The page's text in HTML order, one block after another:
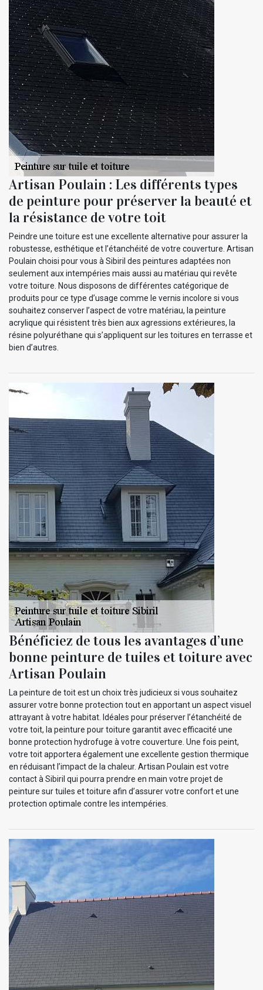
Artisan Poulain : Les différents types
de peinture pour préserver la beauté et
la résistance de votre toit
Peindre une toiture est une excellente alternative pour assurer la
robustesse, esthétique et l’étanchéité de votre couverture. Artisan
Poulain choisi pour vous à Sibiril des peintures adaptées non
seulement aux intempéries mais aussi au matériau qui revête
votre toiture. Nous disposons de différentes catégorique de
produits pour ce type d’usage comme le vernis incolore si vous
souhaitez conserver l’aspect de votre matériau, la peinture
acrylique qui résistent très bien aux agressions extérieures, la
résine polyuréthane qui s’appliquent sur les toitures en terrasse et
bien d’autres.
Bénéficiez de tous les avantages d’une
bonne peinture de tuiles et toiture avec
Artisan Poulain
La peinture de toit est un choix très judicieux si vous souhaitez
assurer votre bonne protection tout en apportant un aspect visuel
attrayant à votre habitat. Idéales pour préserver l’étanchéité de
votre toit, la peinture pour toiture garantit avec efficacité une
bonne protection hydrofuge à votre couverture. Une fois peint,
votre toit apportera également une excellente gestion thermique
en réduisant l’impact de la chaleur. Artisan Poulain est votre
contact à Sibiril qui pourra prendre en main votre projet de
peinture sur tuiles et toiture afin d’assurer votre confort et une
protection optimale contre les intempéries.